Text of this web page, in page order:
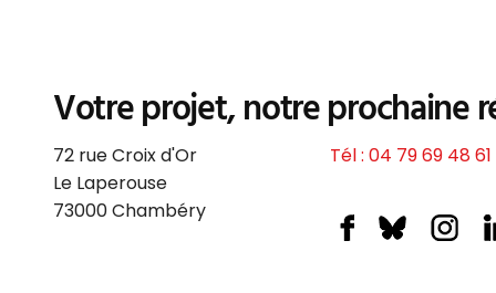
Votre projet, notre prochaine
72 rue Croix d'Or
Le Laperouse
73000Chambéry
Tél : 04 79 69 48 61